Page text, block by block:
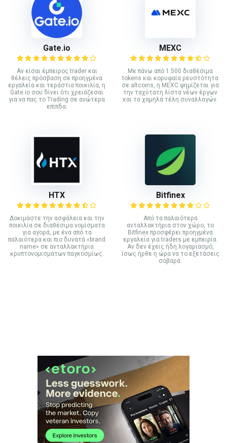
Gate.io
Αν είσαι έμπειρος trader και
θέλεις πρόσβαση σε προηγμένα
εργαλεία και τεράστια ποικιλία, η
Gate.io σου δίνει ότι χρειάζεσαι
για να πας το Trading σε ανώτερα
επίπδα.
MEXC
Με πάνω από 1.500 διαθέσιμα
tokens και κορυφαία ρευστότητα
σε altcoins, η MEXC φημίζεται για
την ταχύτατη λίστα νέων έργων
και τα χαμηλά τέλη συναλλαγών.
HTX
Δοκιμάστε την ασφάλεια και την
ποικιλία σε διαθέσιμα νομίσματα
για αγορά, με ένα από τα
παλαιότερα και πιο δυνατά «brand
name» σε ανταλλακτήρια
κρυπτονομισμάτων παγκοσμίως.
Bitfinex
Από τα παλαιότερα
ανταλλακτήρια στον χώρο, το
Bitfinex προσφέρει προηγμένα
εργαλεία για traders με εμπειρία.
Αν δεν έχεις ήδη λογαριασμό,
ίσως ήρθε η ώρα να το εξετάσεις
σοβαρά.